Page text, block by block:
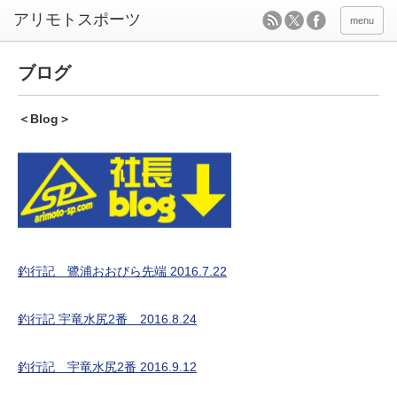
menu
ブログ
＜Blog＞
釣行記 鷺浦おおびら先端 2016.7.22
釣行記 宇竜水尻2番 2016.8.24
釣行記 宇竜水尻2番 2016.9.12